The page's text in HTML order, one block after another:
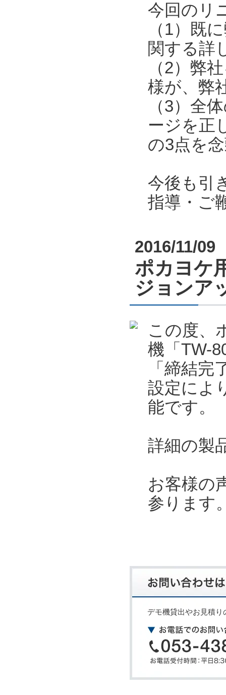
今回のリ
（1）既
関する詳
（2）弊
様が、弊
（3）全
ージを正
の3点を
今後も引
指導・ご
2016/11/09
ポカヨケ
ジョンア
この度、
機「TW-
「締結
設定によ
能です。
詳細の製
お客様の
参ります
デモ機貸出やお見積